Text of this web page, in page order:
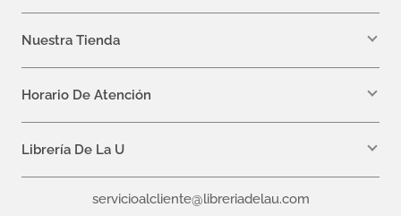
WhatsApp +57 310 7157616
servicioalcliente@libreriadelau.com
Nuestra Tienda
Librería de la U - Teusaquillo
Calle 32a # 19- 24
Horario De Atención
Lunes, Jueves y Viernes: 7:00 a.m a 5:00 p.m
Martes y Miércoles: 7:00 a.m a 6:00 p.m.
Librería De La U
¿Quiénes somos?
Editoriales aliadas
servicioalcliente@libreriadelau.com